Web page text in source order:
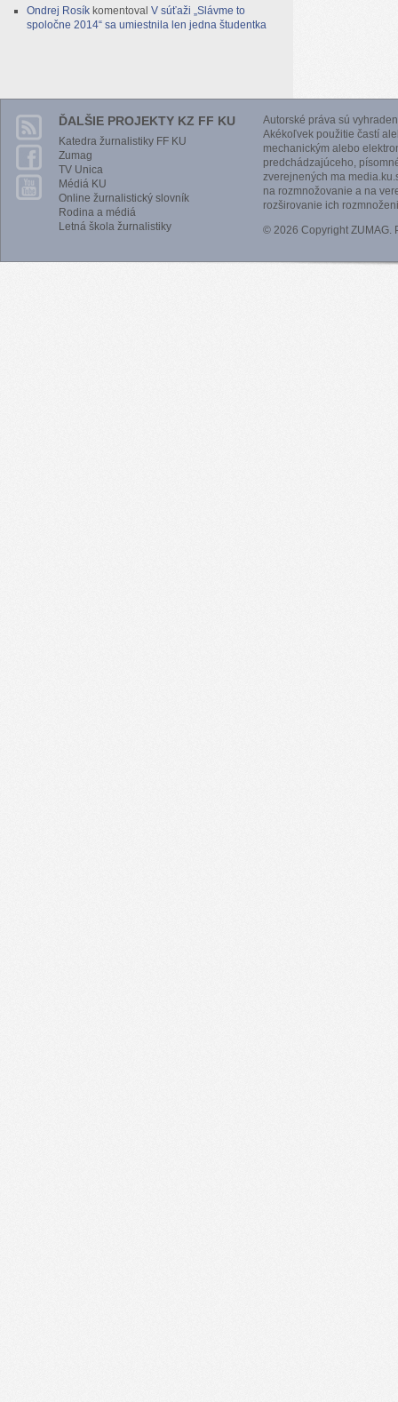
Ondrej Rosík komentoval V súťaži „Slávme to
spoločne 2014“ sa umiestnila len jedna študentka
ĎALŠIE PROJEKTY KZ FF KU
Katedra žurnalistiky FF KU
Zumag
TV Unica
Médiá KU
Online žurnalistický slovník
Rodina a médiá
Letná škola žurnalistiky
Autorské práva sú
Akékoľvek použitie častí
mechanickým alebo
predchádzajúceho,
zverejnených ma
na rozmnožovanie a na
rozširovanie ich
© 2026 Copyright ZUMAG.